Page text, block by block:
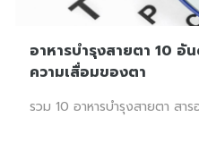
อาหารบำรุงสายตา 10 อั
ความเสื่อมของตา
รวม 10 อาหารบำรุงสายตา สา